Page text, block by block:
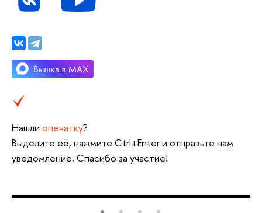
Нашли опечатку?
Выделите её, нажмите Ctrl+Enter и отправьте нам
уведомление. Спасибо за участие!